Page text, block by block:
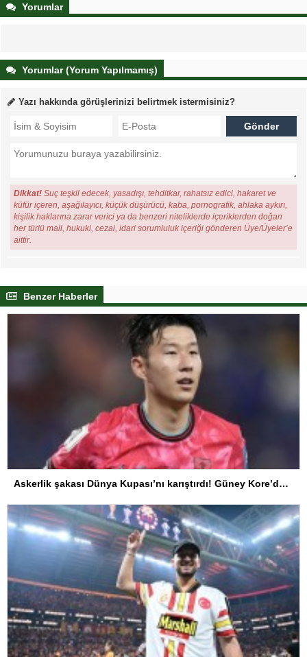
Yorumlar
Yorumlar (Yorum Yapılmamış)
Yazı hakkında görüşlerinizi belirtmek istermisiniz?
Dikkat! Suç teşkil edecek, yasadışı, tehditkar, rahatsız edici, hakaret ve
küfür içeren, aşağılayıcı, küçük düşürücü, kaba, pornografik, ahlaka aykırı,
kişilik haklarına zarar verici ya da benzeri niteliklerde içeriklerden doğan
her türlü mali, hukuki, cezai, idari sorumluluk içeriği gönderen Üye/Üyeler’e
aittir.
Benzer Haberler
Askerlik şakası Dünya Kupası’nı karıştırdı! Güney Kore’den sert karar